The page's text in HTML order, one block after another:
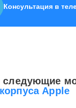
Консультация в
следующие
корпуса Apple